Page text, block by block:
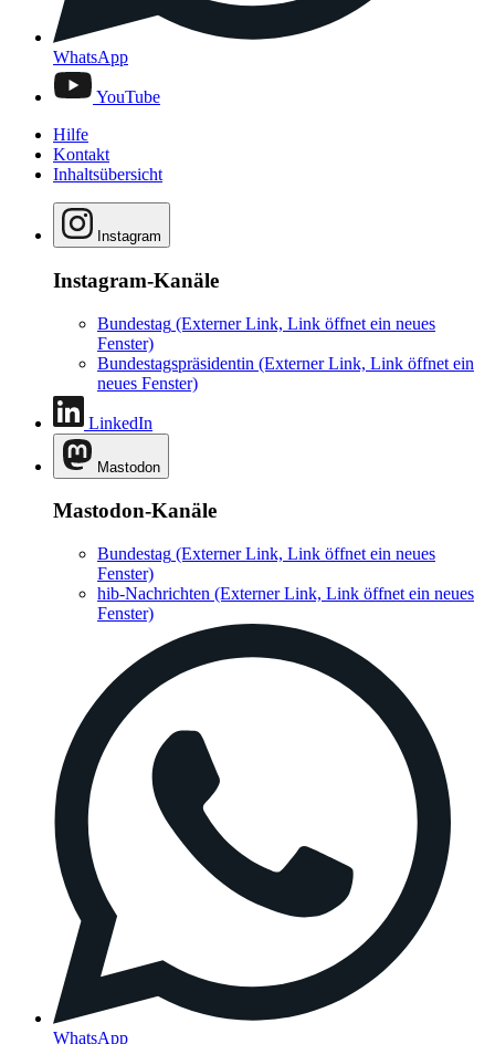
WhatsApp
YouTube
Hilfe
Kontakt
Inhaltsübersicht
Instagram
Instagram-Kanäle
Bundestag (Externer Link, Link öffnet ein neues
Fenster)
Bundestagspräsidentin (Externer Link, Link öffnet ein
neues Fenster)
LinkedIn
Mastodon
Mastodon-Kanäle
Bundestag (Externer Link, Link öffnet ein neues
Fenster)
hib-Nachrichten (Externer Link, Link öffnet ein neues
Fenster)
WhatsApp